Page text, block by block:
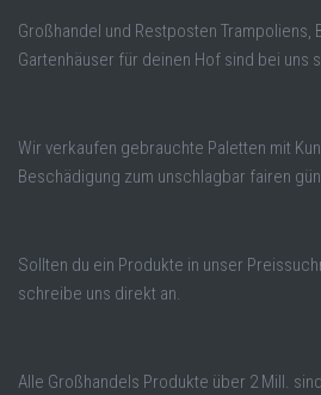
Großhandel und Restposten Trampoliens,
Gartenhäuser für deinen Hof sind bei uns
Wir verkaufen gebrauchte Paletten mit
Beschädigung zum unschlagbar fairen
Sollten du ein Produkte in unser
schreibe uns direkt an.
Alle Großhandels Produkte über 2 Mill.